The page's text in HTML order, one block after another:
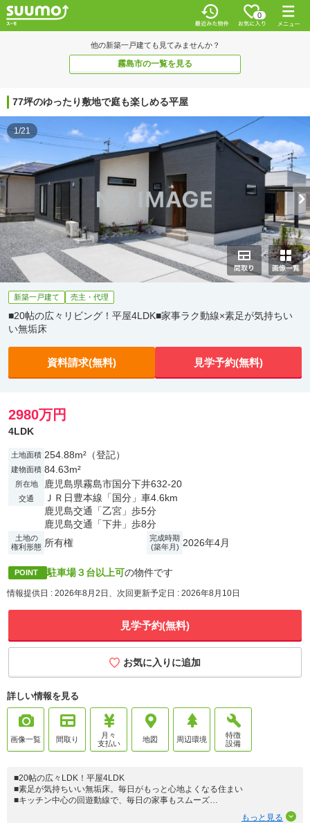
0
他の新築一戸建ても見てみませんか？
霧島市の一覧を見る
77坪のゆったり敷地で庭も楽しめる平屋
1/21
新築一戸建て 売主・代理
■20帖の広々リビング！平屋4LDK■家事ラク動線×素足が気持ちい
い無垢床
資料請求(無料) 見学予約(無料)
2980万円
4LDK
土地面積 254.88m²（登記）
建物面積 84.63m²
所在地 鹿児島県霧島市国分下井632-20
交通
ＪＲ日豊本線「国分」車4.6km
鹿児島交通「乙宮」歩5分
鹿児島交通「下井」歩8分
土地の
権利形態 所有権
完成時期
(築年月) 2026年4月
POINT 駐車場３台以上可の物件です
情報提供日 : 2026年8月2日、次回更新予定日 : 2026年8月10日
見学予約(無料)
お気に入りに追加
詳しい情報を見る
画像一覧 間取り
月々
支払い
地図 周辺環境
特徴
設備
■20帖の広々LDK！平屋4LDK
■素足が気持ちいい無垢床。毎日がもっと心地よくなる住まい
■キッチン中心の回遊動線で、毎日の家事もスムーズ
もっと見る